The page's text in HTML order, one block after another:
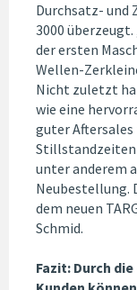
Durchsatz- und
3000
der ersten
Wellen-
Nicht zuletzt
wie eine
guter
Stillstandzeiten
unter anderem
Neubestellung.
dem neuen
Schmid.
Fazit: Durch